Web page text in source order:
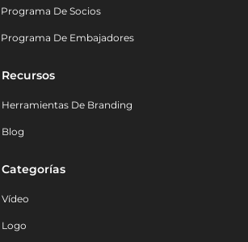
Programa De Socios
Programa De Embajadores
Recursos
Herramientas De Branding
Blog
Categorías
Vídeo
Logo